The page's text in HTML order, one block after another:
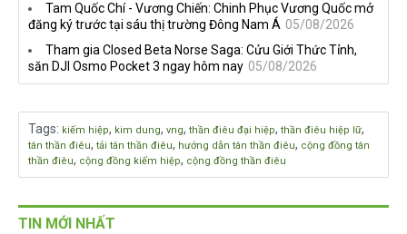
Tam Quốc Chí - Vương Chiến: Chinh Phục Vương Quốc mở
đăng ký trước tại sáu thị trường Đông Nam Á 05/08/2026
Tham gia Closed Beta Norse Saga: Cửu Giới Thức Tỉnh,
săn DJI Osmo Pocket 3 ngay hôm nay 05/08/2026
Tags: kiếm hiệp, kim dung, vng, thần điêu đại hiệp, thần điêu hiệp lữ,
tân thần điêu, tải tân thần điêu, hướng dẫn tân thần điêu, cộng đồng tân
thần điêu, cộng đồng kiếm hiệp, cộng đồng thần điêu
TIN MỚI NHẤT